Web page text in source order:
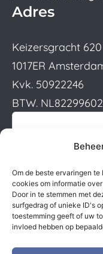
Om de beste ervaringen
cookies om informatie
Door in te stemmen met
surfgedrag of unieke ID's
toestemming geeft of uw
invloed hebben op
Adres
Keizersgracht 620
1017ER
Kvk. 50922246
BTW.